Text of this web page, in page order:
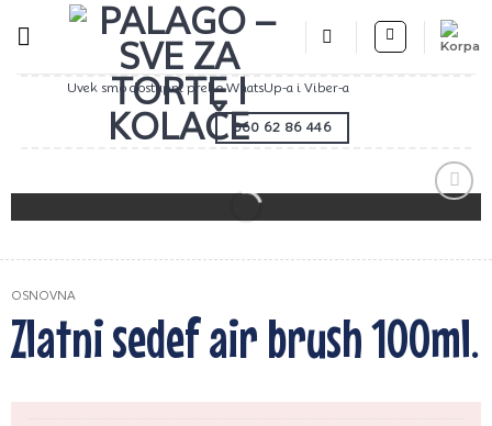
Uvek smo dostupni preko WhatsUp-a i Viber-a
060 62 86 446
Zaprati
OSNOVNA
Zlatni sedef air brush 100ml.